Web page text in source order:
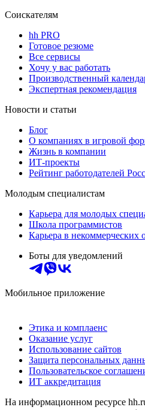
Соискателям
hh PRO
Готовое резюме
Все сервисы
Хочу у вас работать
Производственный
Экспертная рекомендация
Новости и статьи
Блог
О компаниях в игровой
Жизнь в компании
ИТ-проекты
Рейтинг работодателей
Молодым специалистам
Карьера для молодых
Школа программистов
Карьера в некоммерческих
Боты для уведомлений
Мобильное приложение
Этика и комплаенс
Оказание услуг
Использование сайтов
Защита персональных
Пользовательское
ИТ аккредитация
На информационном ресурсе